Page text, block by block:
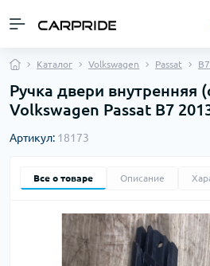
Каталог Volkswagen Passat B7
Ручка двери внутренняя
Volkswagen Passat B7
Артикул: 18173
Все о товаре Описание